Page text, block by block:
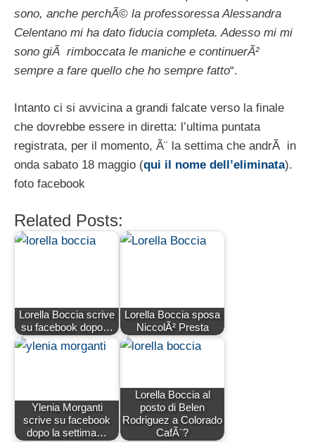
sono, anche perchÃ© la professoressa Alessandra
Celentano mi ha dato fiducia completa. Adesso mi mi
sono giÃ rimboccata le maniche e continuerÃ²
sempre a fare quello che ho sempre fatto“.
Intanto ci si avvicina a grandi falcate verso la finale
che dovrebbe essere in diretta: l’ultima puntata
registrata, per il momento, Ã¨ la settima che andrÃ in
onda sabato 18 maggio (qui il nome dell’eliminata).
foto facebook
Related Posts:
Lorella Boccia scrive
su facebook dopo…
Lorella Boccia sposa
NiccolÃ² Presta
Ylenia Morganti
scrive su facebook
dopo la settima…
Lorella Boccia al
posto di Belen
Rodriguez a Colorado
CafÃ¨?